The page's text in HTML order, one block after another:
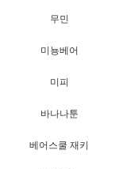
무민
미뇽베어
미피
바나나툰
베어스쿨 재키